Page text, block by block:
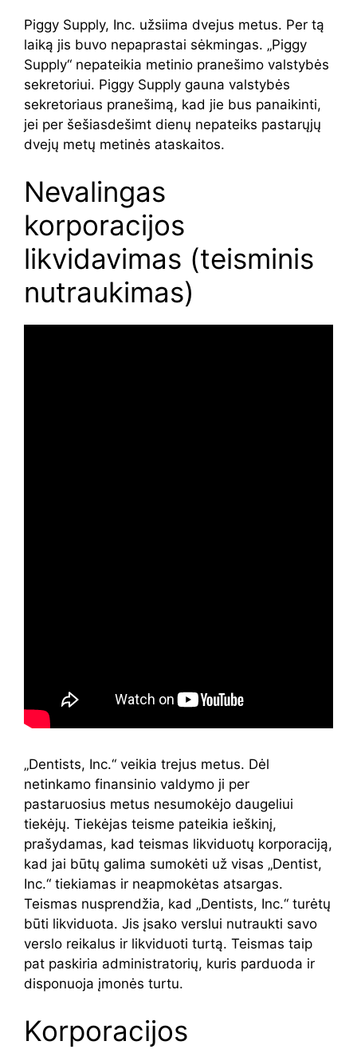
Piggy Supply, Inc. užsiima dvejus metus. Per tą
laiką jis buvo nepaprastai sėkmingas. „Piggy
Supply“ nepateikia metinio pranešimo valstybės
sekretoriui. Piggy Supply gauna valstybės
sekretoriaus pranešimą, kad jie bus panaikinti,
jei per šešiasdešimt dienų nepateiks pastarųjų
dvejų metų metinės ataskaitos.
Nevalingas
korporacijos
likvidavimas (teisminis
nutraukimas)
„Dentists, Inc.“ veikia trejus metus. Dėl
netinkamo finansinio valdymo ji per
pastaruosius metus nesumokėjo daugeliui
tiekėjų. Tiekėjas teisme pateikia ieškinį,
prašydamas, kad teismas likviduotų korporaciją,
kad jai būtų galima sumokėti už visas „Dentist,
Inc.“ tiekiamas ir neapmokėtas atsargas.
Teismas nusprendžia, kad „Dentists, Inc.“ turėtų
būti likviduota. Jis įsako verslui nutraukti savo
verslo reikalus ir likviduoti turtą. Teismas taip
pat paskiria administratorių, kuris parduoda ir
disponuoja įmonės turtu.
Korporacijos